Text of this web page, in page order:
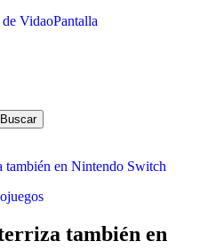
VidaoPantalla
Buscar
también en Nintendo Switch
también en